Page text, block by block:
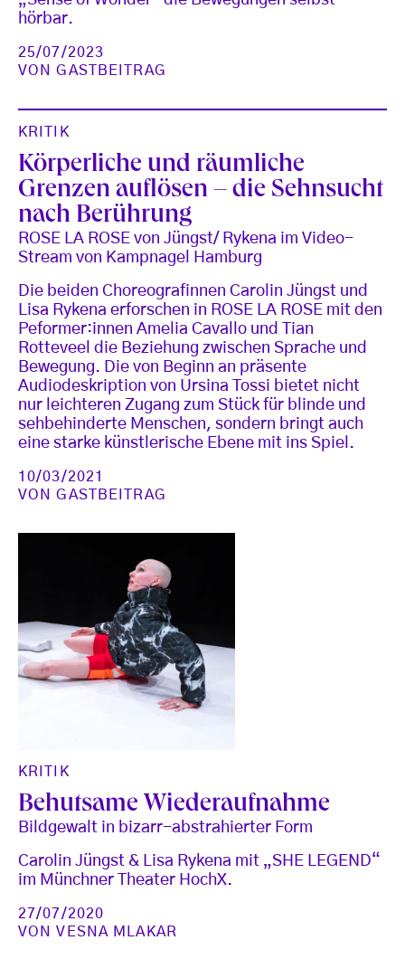
hörbar.
25/07/2023
VONGASTBEITRAG
KRITIK
Körperliche und räumliche
Grenzen auflösen – die Sehnsucht
nach Berührung
ROSE LA ROSE von Jüngst/ Rykena im Video-
Stream von Kampnagel Hamburg
Die beiden Choreografinnen Carolin Jüngst und
Lisa Rykena erforschen in ROSE LA ROSE mit den
Peformer:innen Amelia Cavallo und Tian
Rotteveel die Beziehung zwischen Sprache und
Bewegung. Die von Beginn an präsente
Audiodeskription von Ursina Tossi bietet nicht
nur leichteren Zugang zum Stück für blinde und
sehbehinderte Menschen, sondern bringt auch
eine starke künstlerische Ebene mit ins Spiel.
10/03/2021
VONGASTBEITRAG
KRITIK
Behutsame Wiederaufnahme
Bildgewalt in bizarr-abstrahierter Form
Carolin Jüngst & Lisa Rykena mit „SHE LEGEND“
im Münchner Theater HochX.
27/07/2020
VONVESNA MLAKAR